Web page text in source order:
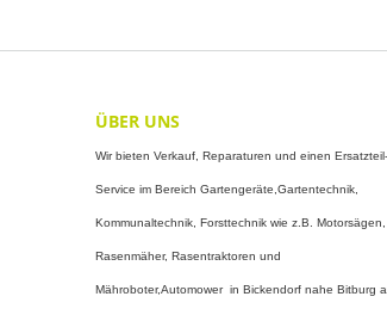
ÜBER UNS
Wir bieten Verkauf, Reparaturen und einen Ersatzteil-
Service im Bereich Gartengeräte,Gartentechnik,
Kommunaltechnik, Forsttechnik wie z.B. Motorsägen,
Rasenmäher, Rasentraktoren und
Mähroboter,Automower in Bickendorf nahe Bitburg